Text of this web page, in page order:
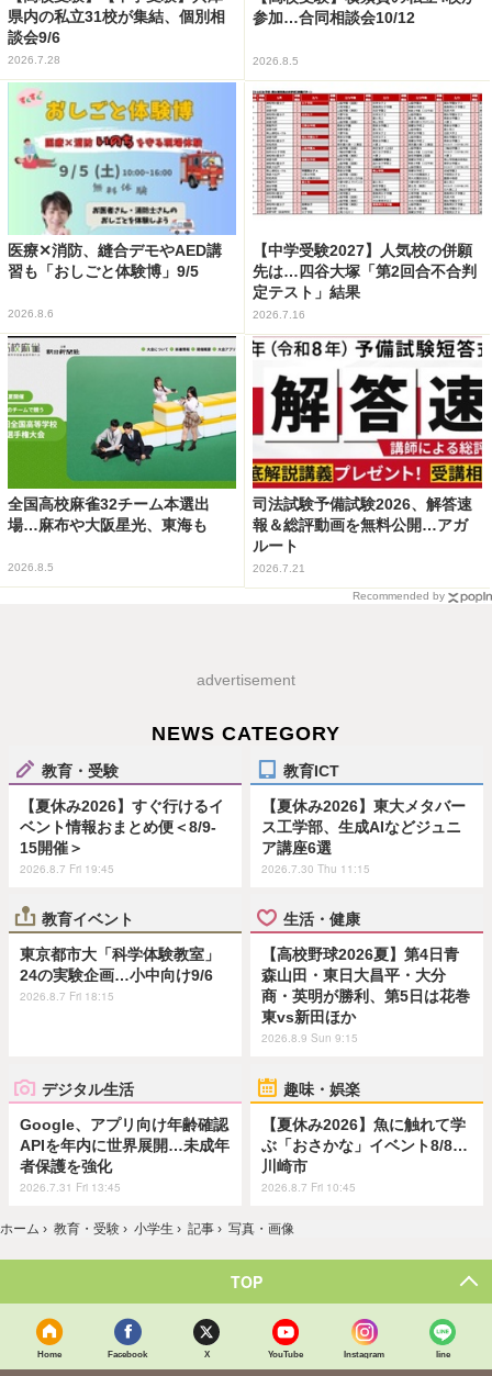
県内の私立31校が集結、個別相
談会9/6
2026.7.28
参加…合同相談会10/12
2026.8.5
医療✕消防、縫合デモやAED講
習も「おしごと体験博」9/5
2026.8.6
【中学受験2027】人気校の併願
先は…四谷大塚「第2回合不合判
定テスト」結果
2026.7.16
全国高校麻雀32チーム本選出
場…麻布や大阪星光、東海も
2026.8.5
司法試験予備試験2026、解答速
報＆総評動画を無料公開…アガ
ルート
2026.7.21
Recommended by
advertisement
NEWS CATEGORY
教育・受験
【夏休み2026】すぐ行けるイ
ベント情報おまとめ便＜8/9-
15開催＞
2026.8.7 Fri 19:45
教育ICT
【夏休み2026】東大メタバー
ス工学部、生成AIなどジュニ
ア講座6選
2026.7.30 Thu 11:15
教育イベント
東京都市大「科学体験教室」
24の実験企画…小中向け9/6
2026.8.7 Fri 18:15
生活・健康
【高校野球2026夏】第4日青
森山田・東日大昌平・大分
商・英明が勝利、第5日は花巻
東vs新田ほか
2026.8.9 Sun 9:15
デジタル生活
Google、アプリ向け年齢確認
APIを年内に世界展開…未成年
者保護を強化
2026.7.31 Fri 13:45
趣味・娯楽
【夏休み2026】魚に触れて学
ぶ「おさかな」イベント8/8…
川崎市
2026.8.7 Fri 10:45
ホーム › 教育・受験 › 小学生 › 記事 › 写真・画像
TOP
Home Facebook X YouTube Instagram line